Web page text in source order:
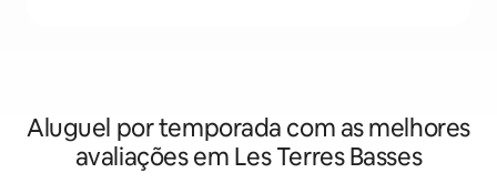
Aluguel por temporada com as melhores
avaliações em Les Terres Basses